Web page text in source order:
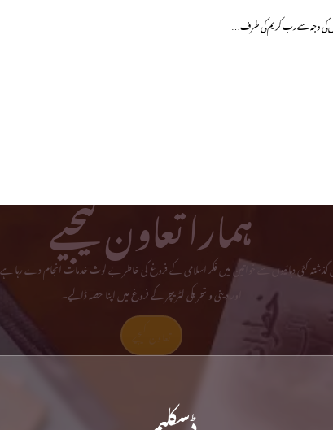
کی وجہ سے رب کریم کی طرف…
ہمارا تعاون کیجیے
گذشتہ کئی دہائیوں سے خواتین میں فکر اسلامی کے فروغ کی خاطر بے لوث خدمات انجام دے رہا
اور دینی و تحریکی لٹریچر کے فروغ میں اپنا حصہ ڈالیے۔